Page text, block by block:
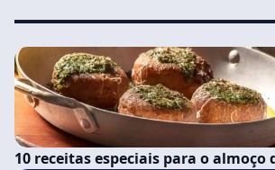
10 receitas especiais para o almoço